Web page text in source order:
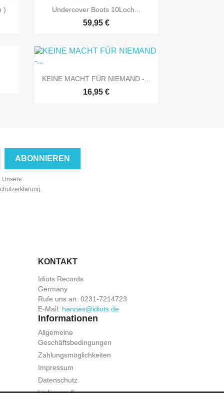
)  Vorschau
Undercover Boots 10Loch...
59,95 €
 Vorschau
KEINE MACHT FÜR NIEMAND -...
16,95 €
Unsere
KONTAKT
Idiots Records
Germany
Rufe uns an: 0231-7214723
E-Mail: hannes@idiots.de
Informationen
Allgemeine
Geschäftsbedingungen
Zahlungsmöglichkeiten
Impressum
Datenschutz